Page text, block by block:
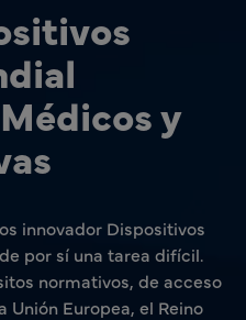
y
innovador Dispositivos
por sí una tarea difícil.
normativos, de acceso
Unión Europea, el Reino